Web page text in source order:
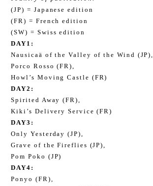
(JP) = Japanese edition
(FR) = French edition
(SW) = Swiss edition
DAY1:
Nausicaä of the Valley of the Wind (JP),
Porco Rosso (FR),
Howl’s Moving Castle (FR)
DAY2:
Spirited Away (FR),
Kiki’s Delivery Service (FR)
DAY3:
Only Yesterday (JP),
Grave of the Fireflies (JP),
Pom Poko (JP)
DAY4:
Ponyo (FR),